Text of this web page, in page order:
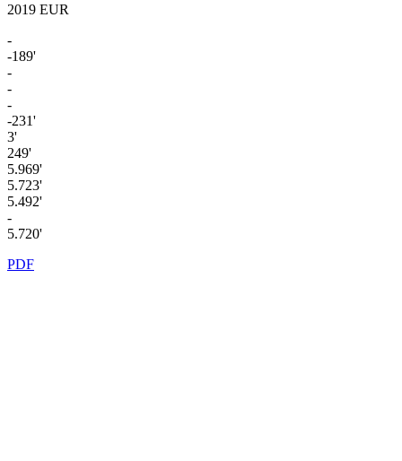
2019 EUR
-
-189'
-
-
-
-231'
3'
249'
5.969'
5.723'
5.492'
-
5.720'
PDF